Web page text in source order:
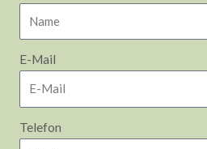
E-Mail
Telefon